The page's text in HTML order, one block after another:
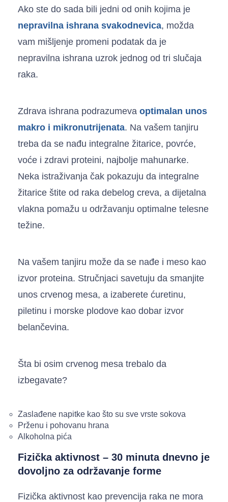
Ako ste do sada bili jedni od onih kojima je
nepravilna ishrana svakodnevica, možda
vam mišljenje promeni podatak da je
nepravilna ishrana uzrok jednog od tri slučaja
raka.
Zdrava ishrana podrazumeva optimalan unos
makro i mikronutrijenata. Na vašem tanjiru
treba da se nađu integralne žitarice, povrće,
voće i zdravi proteini, najbolje mahunarke.
Neka istraživanja čak pokazuju da integralne
žitarice štite od raka debelog creva, a dijetalna
vlakna pomažu u održavanju optimalne telesne
težine.
Na vašem tanjiru može da se nađe i meso kao
izvor proteina. Stručnjaci savetuju da smanjite
unos crvenog mesa, a izaberete ćuretinu,
piletinu i morske plodove kao dobar izvor
belančevina.
Šta bi osim crvenog mesa trebalo da
izbegavate?
Zaslađene napitke kao što su sve vrste sokova
Prženu i pohovanu hrana
Alkoholna pića
Fizička aktivnost – 30 minuta dnevno je
dovoljno za održavanje forme
Fizička aktivnost kao prevencija raka ne mora